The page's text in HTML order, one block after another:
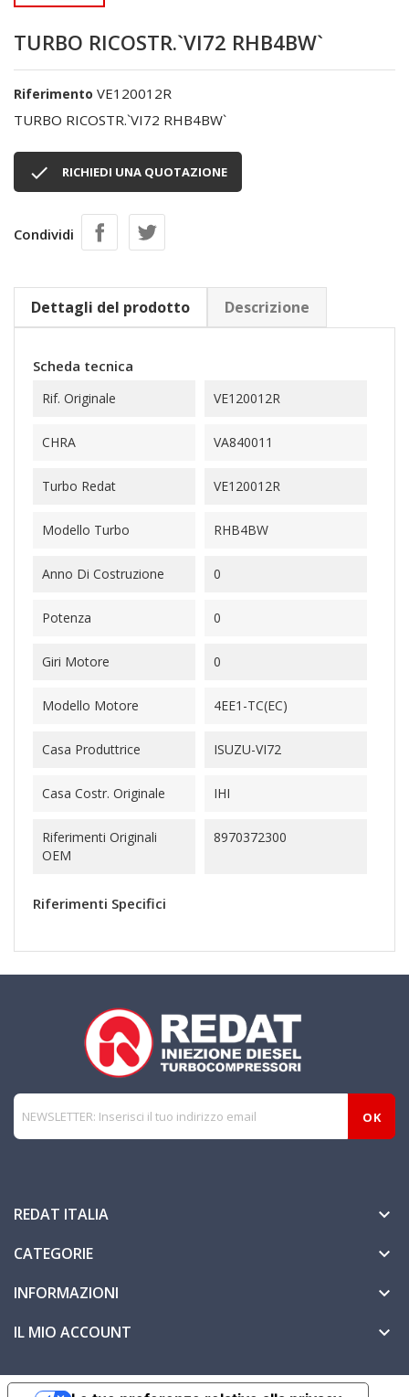
TURBO RICOSTR.`VI72 RHB4BW`
Riferimento VE120012R
TURBO RICOSTR.`VI72 RHB4BW`
 RICHIEDI UNA QUOTAZIONE
Condividi
Dettagli del prodotto Descrizione
Scheda tecnica
Rif. Originale VE120012R
CHRA VA840011
Turbo Redat VE120012R
Modello Turbo RHB4BW
Anno Di Costruzione 0
Potenza 0
Giri Motore 0
Modello Motore 4EE1-TC(EC)
Casa Produttrice ISUZU-VI72
Casa Costr. Originale IHI
Riferimenti Originali
OEM
8970372300
Riferimenti Specifici
REDAT ITALIA 
CATEGORIE 
INFORMAZIONI 
IL MIO ACCOUNT 